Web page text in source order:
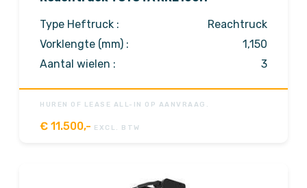
Type Heftruck :
Reachtruck
Vorklengte (mm) :
1,150
Aantal wielen :
3
HUREN OF LEASE ALL-IN OP AANVRAAG.
€ 11.500,- EXCL. BTW